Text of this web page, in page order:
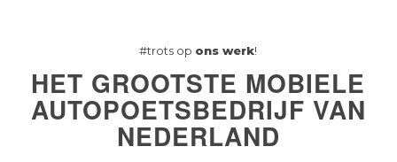
#trots op ons werk!
HET GROOTSTE MOBIELE
AUTOPOETSBEDRIJF VAN
NEDERLAND